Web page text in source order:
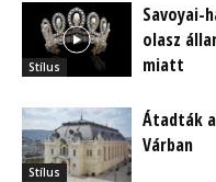
Stílus
Savoyai-
olasz
miatt
Stílus
Átadták
Várban